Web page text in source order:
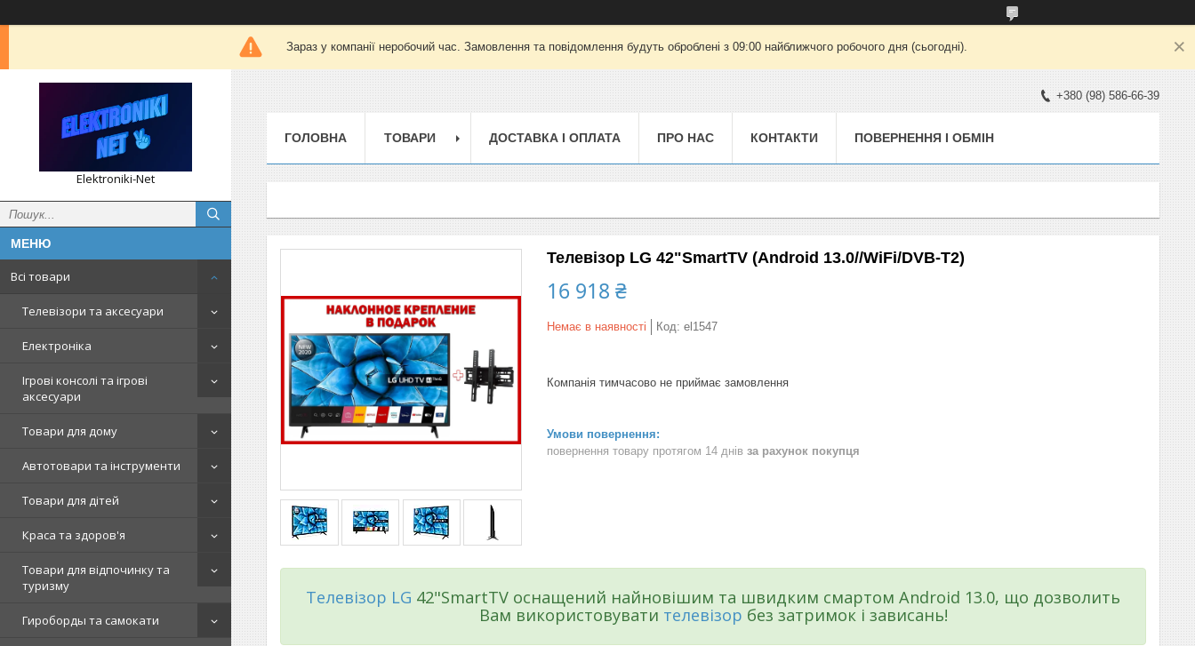
Зараз у компанії неробочий час. Замовлення та повідомлення будуть оброблені з 09:00 найближчого робочого дня (сьогодні).
Elektroniki-Net
Всі товари
Телевізори та аксесуари
Електроніка
Ігрові консолі та ігрові
аксесуари
Товари для дому
Автотовари та інструменти
Товари для дітей
Краса та здоров'я
Товари для відпочинку та
туризму
Гироборды та самокати
+380 (98) 586-66-39
ГОЛОВНА ТОВАРИ ДОСТАВКА І ОПЛАТА ПРО НАС КОНТАКТИ ПОВЕРНЕННЯ І ОБМІН
Телевізор LG 42"SmartTV (Android 13.0//WiFi/DVB-T2)
16 918 ₴
Немає в наявності Код: el1547
Компанія тимчасово не приймає замовлення
повернення товару протягом 14 днів за рахунок покупця
Телевізор LG 42"SmartTV оснащений найновішим та швидким смартом Android 13.0, що дозволить
Вам використовувати телевізор без затримок і зависань!